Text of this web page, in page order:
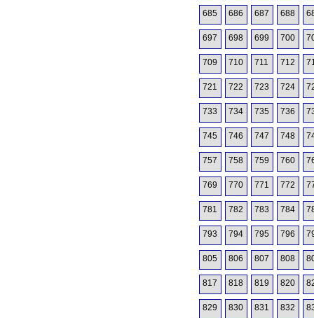
685 686 687 688
697 698 699 700
709 710 711 712
721 722 723 724
733 734 735 736
745 746 747 748
757 758 759 760
769 770 771 772
781 782 783 784
793 794 795 796
805 806 807 808
817 818 819 820
829 830 831 832